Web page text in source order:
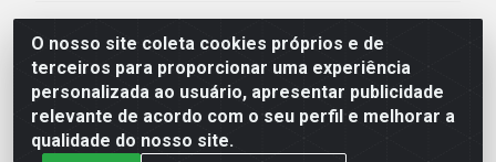
O nosso site coleta cookies próprios e de
terceiros para proporcionar uma experiência
personalizada ao usuário, apresentar publicidade
relevante de acordo com o seu perfil e melhorar a
qualidade do nosso site.
Camaquã Distribuidora Ltda - Avenida Conego Luiz W
Hanquet, 1001 - Parque Residencial do Arroio Duro,
Camaquã/RS - CEP 96.789-102 - CNPJ
07.061.124/0001-26